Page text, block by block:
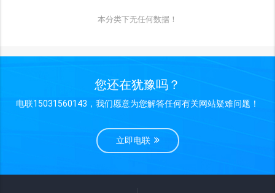
本分类下无任何数据！
您还在犹豫吗？
电联15031560143，我们愿意为您解答任何有关网站疑难问题！
立即电联